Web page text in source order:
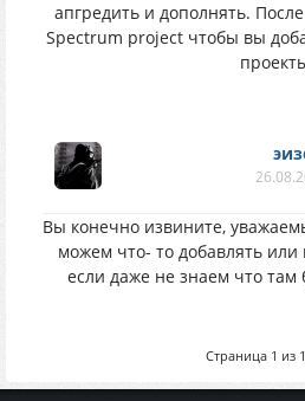
апгредить и дополнять.
Spectrum project чтобы вы
Вы конечно извините,
можем что- то добавлять
если даже не знаем что там
Страница 1 из 1